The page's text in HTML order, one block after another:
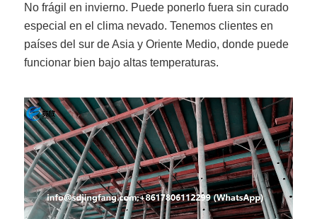
No frágil en invierno. Puede ponerlo fuera sin curado
especial en el clima nevado. Tenemos clientes en
países del sur de Asia y Oriente Medio, donde puede
funcionar bien bajo altas temperaturas.